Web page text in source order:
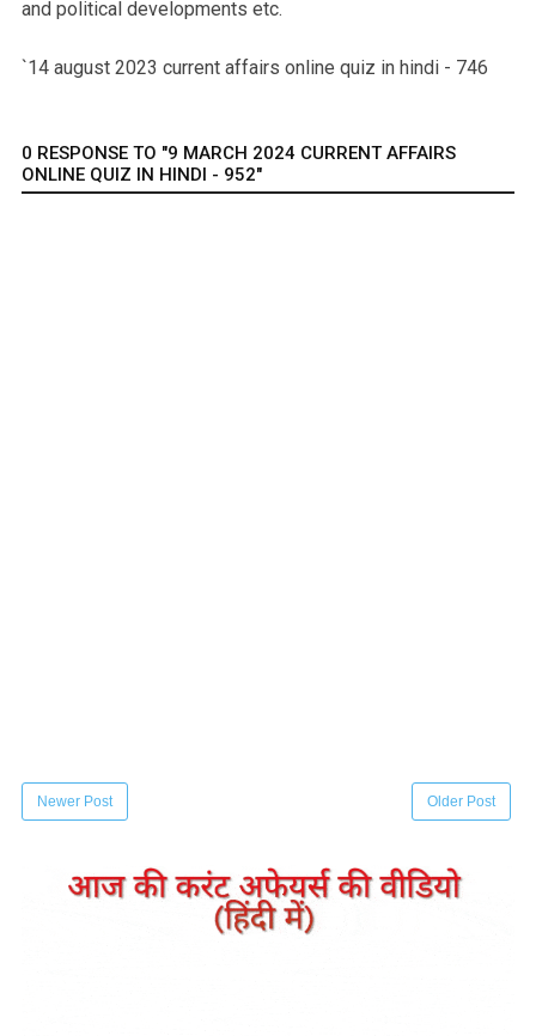
and political developments etc.
`14 august 2023 current affairs online quiz in hindi - 746
0 RESPONSE TO "9 MARCH 2024 CURRENT AFFAIRS
ONLINE QUIZ IN HINDI - 952"
Newer Post Older Post